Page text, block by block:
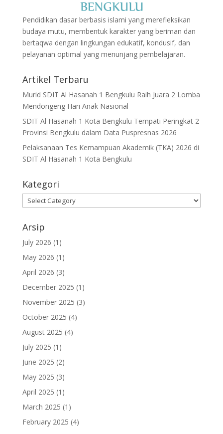
Pendidikan dasar berbasis islami yang merefleksikan
budaya mutu, membentuk karakter yang beriman dan
bertaqwa dengan lingkungan edukatif, kondusif, dan
pelayanan optimal yang menunjang pembelajaran.
Artikel Terbaru
Murid SDIT Al Hasanah 1 Bengkulu Raih Juara 2 Lomba
Mendongeng Hari Anak Nasional
SDIT Al Hasanah 1 Kota Bengkulu Tempati Peringkat 2
Provinsi Bengkulu dalam Data Puspresnas 2026
Pelaksanaan Tes Kemampuan Akademik (TKA) 2026 di
SDIT Al Hasanah 1 Kota Bengkulu
Kategori
Kategori
Arsip
July 2026 (1)
May 2026 (1)
April 2026 (3)
December 2025 (1)
November 2025 (3)
October 2025 (4)
August 2025 (4)
July 2025 (1)
June 2025 (2)
May 2025 (3)
April 2025 (1)
March 2025 (1)
February 2025 (4)